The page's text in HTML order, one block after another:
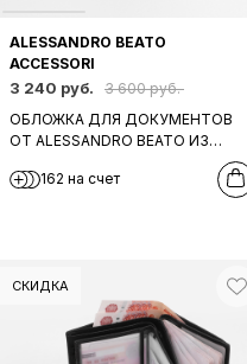
ALESSANDRO BEATO
ACCESSORI
3 240 руб.
3 600 руб.
ОБЛОЖКА ДЛЯ ДОКУМЕНТОВ
ОТ ALESSANDRO BEATO ИЗ
ЧЕРНОЙ ЛАКИРОВАННОЙ КОЖИ
С ТИСНЕНИЕМ ПОД
162 на счет
СКИДКА